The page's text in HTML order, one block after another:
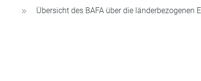
Übersicht des BAFA über die länderbezogenen